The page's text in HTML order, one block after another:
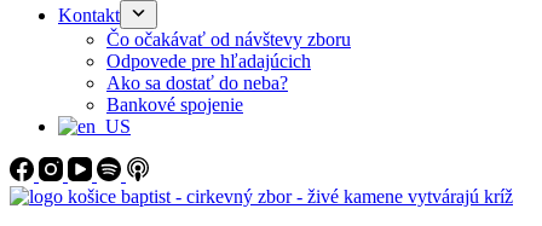
Kontakt
Čo očakávať od návštevy zboru
Odpovede pre hľadajúcich
Ako sa dostať do neba?
Bankové spojenie